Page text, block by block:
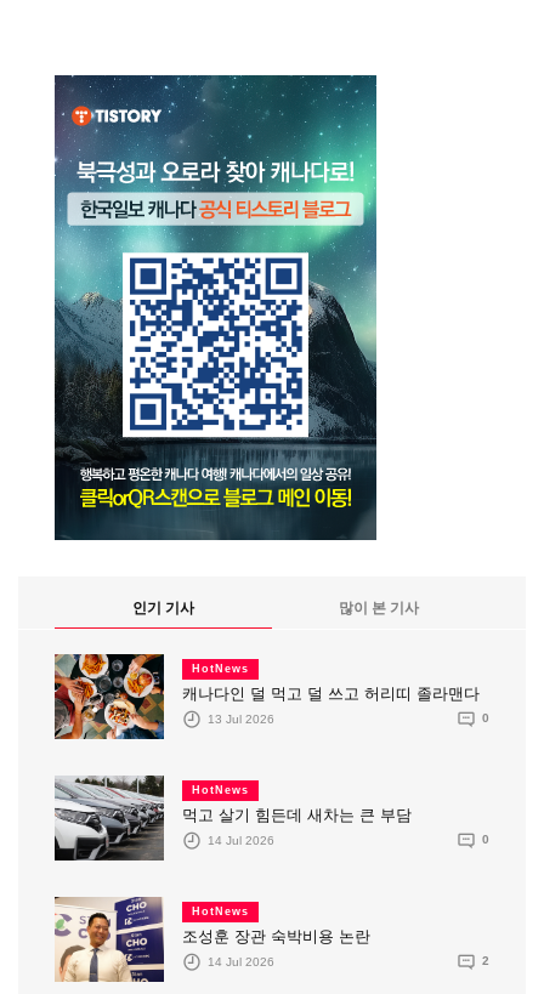
인기 기사 많이 본 기사
HotNews
캐나다인 덜 먹고 덜 쓰고 허리띠 졸라맨다
13 Jul 2026 0
HotNews
먹고 살기 힘든데 새차는 큰 부담
14 Jul 2026 0
HotNews
조성훈 장관 숙박비용 논란
14 Jul 2026 2